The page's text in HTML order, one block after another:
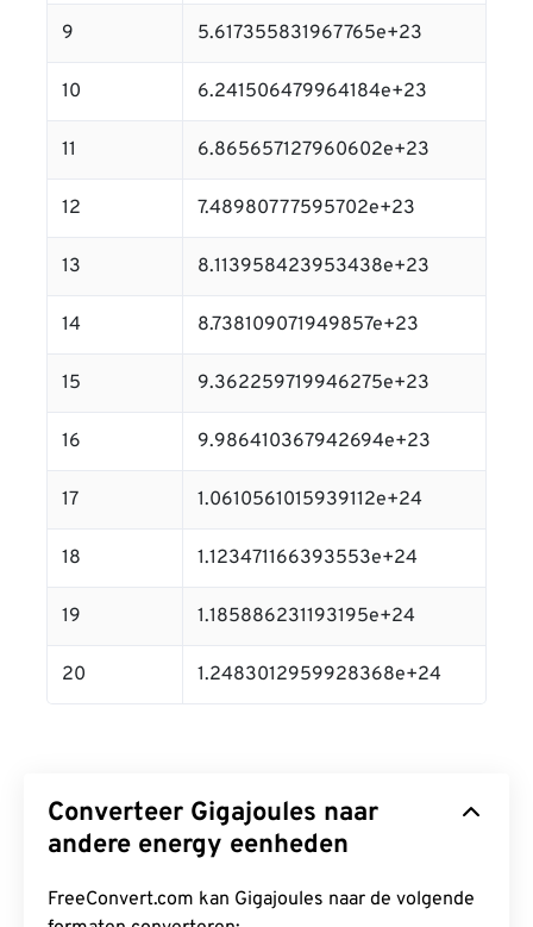
9 5.617355831967765e+23
10 6.241506479964184e+23
11 6.865657127960602e+23
12 7.48980777595702e+23
13 8.113958423953438e+23
14 8.738109071949857e+23
15 9.362259719946275e+23
16 9.986410367942694e+23
17 1.0610561015939112e+24
18 1.123471166393553e+24
19 1.185886231193195e+24
20 1.2483012959928368e+24
Converteer Gigajoules naar
andere energy eenheden
FreeConvert.com kan Gigajoules naar de volgende